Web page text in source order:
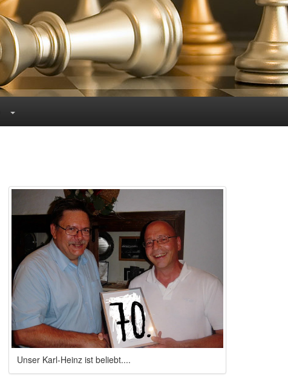
Unser Karl-Heinz ist beliebt....